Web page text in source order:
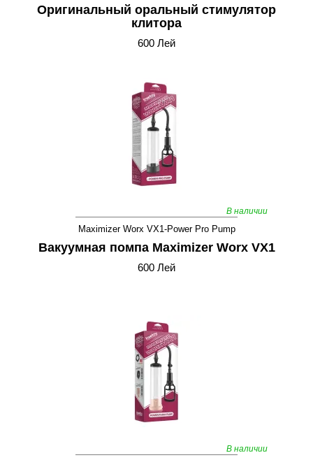
Оригинальный оральный стимулятор
клитора
600 Лей
В наличии
Maximizer Worx VX1-Power Pro Pump
Вакуумная помпа Maximizer Worx VX1
600 Лей
В наличии